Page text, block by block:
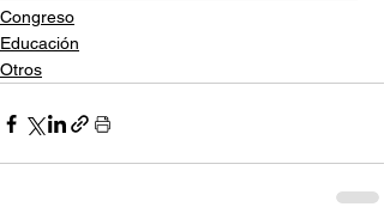
Congreso
Educación
Otros